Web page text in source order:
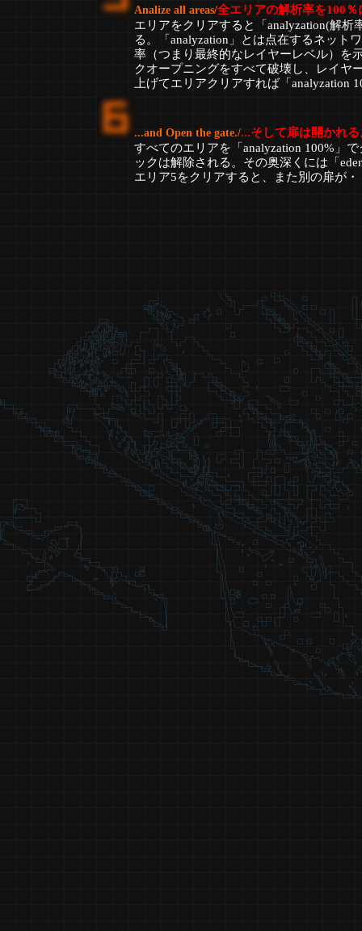
Analize all areas/全エリアの解析率を100％
エリアをクリアすると「analyzation(解析
る。「analyzation」とは点在するネット
率（つまり最終的なレイヤーレベル）を
クオープニングをすべて破壊し、レイヤ
上げてエリアクリアすれば「analyzation
...and Open the gate./...そして扉は開かれる
すべてのエリアを「analyzation 100%」
ックは解除される。その奥深くには「
エリア5をクリアすると、また別の扉が・